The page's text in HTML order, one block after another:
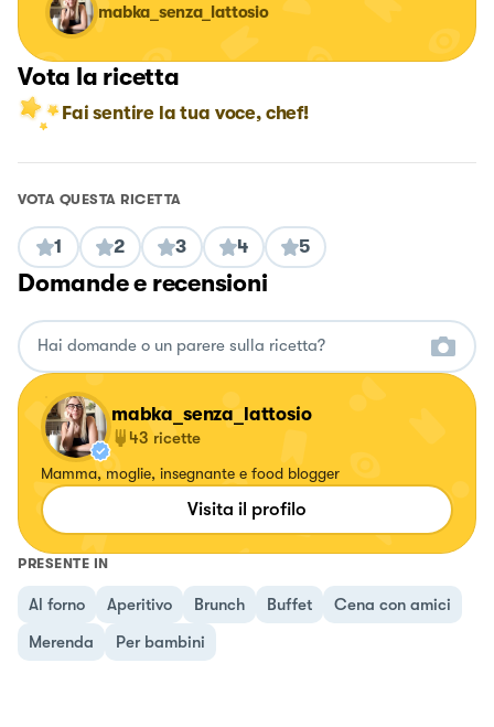
mabka_senza_lattosio
Vota la ricetta
Fai sentire la tua voce, chef!
VOTA QUESTA RICETTA
1 2 3 4 5
Domande e recensioni
mabka_senza_lattosio
43 ricette
Mamma, moglie, insegnante e food blogger
Visita il profilo
PRESENTE IN
Al forno Aperitivo Brunch Buffet
Cena con amici
Merenda
Per bambini